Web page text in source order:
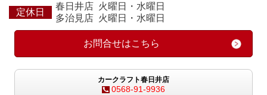
定休日
春日井店 火曜日・水曜日
多治見店 火曜日・水曜日
お問合せはこちら
カークラフト春日井店
0568-91-9936